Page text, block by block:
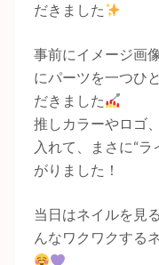
だきました
事前にイメージ画
にパーツを一つひ
だきました
推しカラーやロゴ
入れて、まさに“
がりました！
当日はネイルを見
んなワクワクする